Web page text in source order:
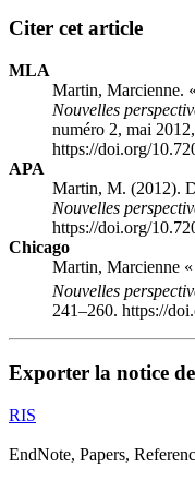
Citer cet article
MLA
Martin, Marcienne.
Nouvelles
numéro 2, mai
https://doi.org/
APA
Martin, M. (2012).
Nouvelles
https://doi.org/
Chicago
Martin, Marcienne «
Nouvelles
241–260. https://
Exporter la notice
RIS
EndNote, Papers,